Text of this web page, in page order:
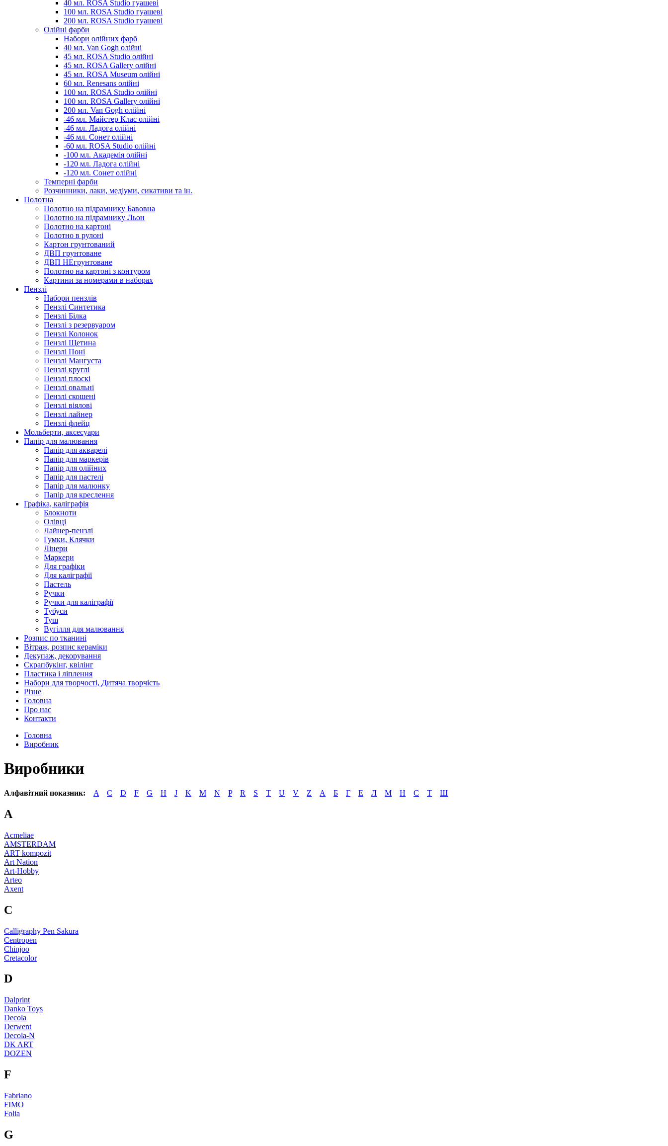
40 мл. ROSA Studio гуашеві
100 мл. ROSA Studio гуашеві
200 мл. ROSA Studio гуашеві
Олійні фарби
Набори олійних фарб
40 мл. Van Gogh олійні
45 мл. ROSA Studio олійні
45 мл. ROSA Gallery олійні
45 мл. ROSA Museum олійні
60 мл. Renesans олійні
100 мл. ROSA Studio олійні
100 мл. ROSA Gallery олійні
200 мл. Van Gogh олійні
-46 мл. Майстер Клас олійні
-46 мл. Ладога олійні
-46 мл. Сонет олійні
-60 мл. ROSA Studio олійні
-100 мл. Академія олійні
-120 мл. Ладога олійні
-120 мл. Сонет олійні
Темперні фарби
Розчинники, лаки, медіуми, сикативи та ін.
Полотна
Полотно на підрамнику Бавовна
Полотно на підрамнику Льон
Полотно на картоні
Полотно в рулоні
Картон грунтований
ДВП грунтоване
ДВП НЕгрунтоване
Полотно на картоні з контуром
Картини за номерами в наборах
Пензлі
Набори пензлів
Пензлі Синтетика
Пензлі Білка
Пензлі з резервуаром
Пензлі Колонок
Пензлі Щетина
Пензлі Поні
Пензлі Мангуста
Пензлі круглі
Пензлі плоскі
Пензлі овальні
Пензлі скошені
Пензлі віялові
Пензлі лайнер
Пензлі флейц
Мольберти, аксесуари
Папір для малювання
Папір для акварелі
Папір для маркерів
Папір для олійних
Папір для пастелі
Папір для малюнку
Папір для креслення
Графіка, каліграфія
Блокноти
Олівці
Лайнер-пензлі
Гумки, Клячки
Лінери
Маркери
Для графіки
Для каліграфії
Пастель
Ручки
Ручки для каліграфії
Тубуси
Туш
Вугілля для малювання
Розпис по тканині
Вітраж, розпис кераміки
Декупаж, декорування
Скрапбукінг, квілінг
Пластика і ліплення
Набори для творчості, Дитяча творчість
Різне
Головна
Про нас
Контакти
Головна
Виробник
Виробники
Алфавітний показник: A C D F G H J K M N P R S T U V Z А Б Г Е Л М Н С Т Ш
A
Acmeliae
AMSTERDAM
ART kompozit
Art Nation
Art-Hobby
Arteo
Axent
C
Calligraphy Pen Sakura
Centropen
Chinjoo
Cretacolor
D
Dalprint
Danko Toys
Decola
Derwent
Deсola-N
DK ART
DOZEN
F
Fabriano
FIMO
Folia
G